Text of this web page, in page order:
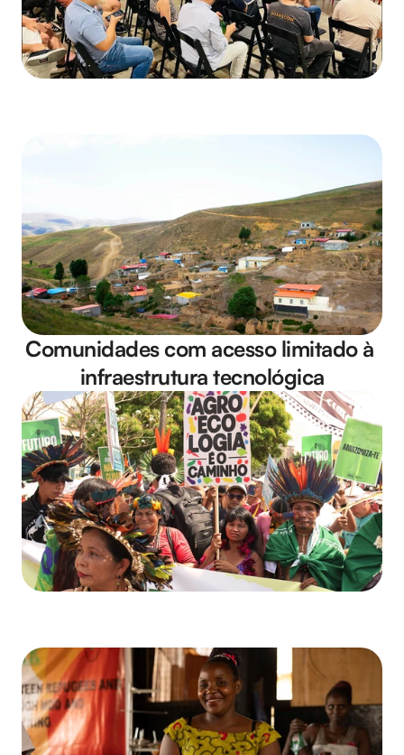
Comunidades com acesso limitado à
infraestrutura tecnológica